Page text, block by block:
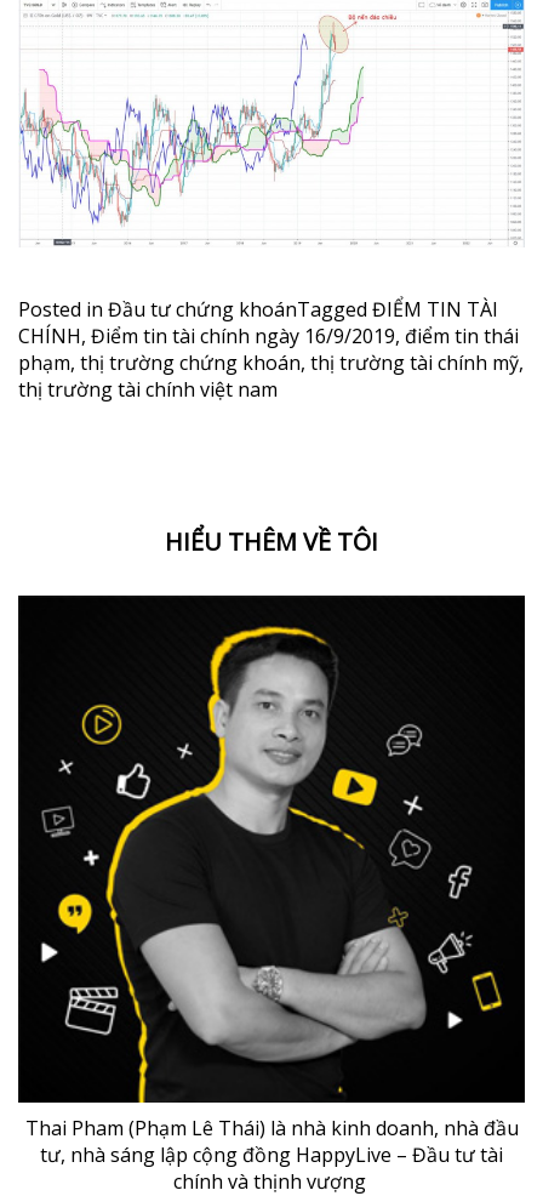
Posted in Đầu tư chứng khoánTagged ĐIỂM TIN TÀI
CHÍNH, Điểm tin tài chính ngày 16/9/2019, điểm tin thái
phạm, thị trường chứng khoán, thị trường tài chính mỹ,
thị trường tài chính việt nam
HIỂU THÊM VỀ TÔI
Thai Pham (Phạm Lê Thái) là nhà kinh doanh, nhà đầu
tư, nhà sáng lập cộng đồng HappyLive – Đầu tư tài
chính và thịnh vượng